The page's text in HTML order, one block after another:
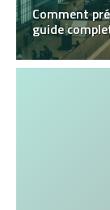
Comment
guide